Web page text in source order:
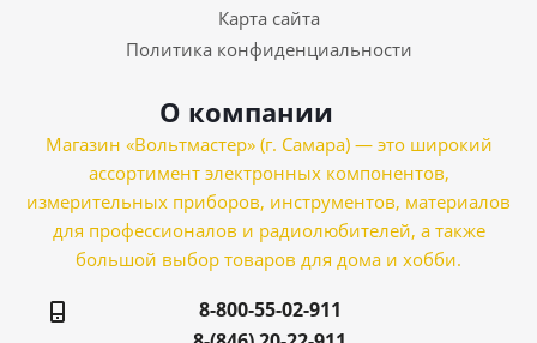
Карта сайта
Политика конфиденциальности
О компании
Магазин «Вольтмастер» (г. Самара) — это широкий
ассортимент электронных компонентов,
измерительных приборов, инструментов, материалов
для профессионалов и радиолюбителей, а также
большой выбор товаров для дома и хобби.
8-800-55-02-911